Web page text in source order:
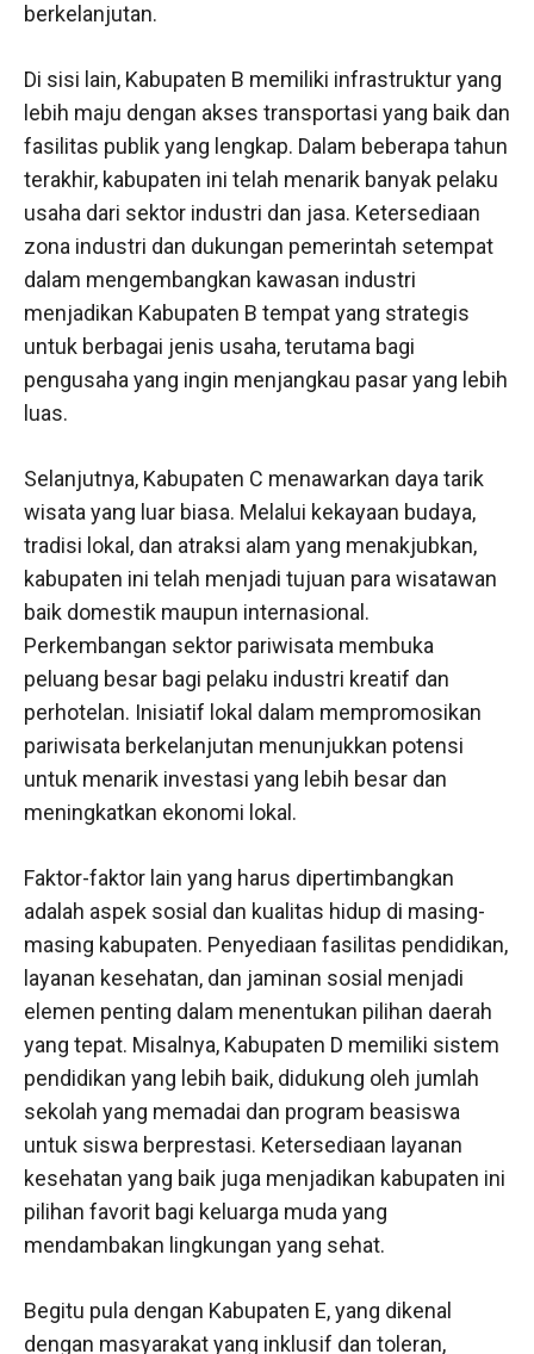
berkelanjutan.
Di sisi lain, Kabupaten B memiliki infrastruktur yang
lebih maju dengan akses transportasi yang baik dan
fasilitas publik yang lengkap. Dalam beberapa tahun
terakhir, kabupaten ini telah menarik banyak pelaku
usaha dari sektor industri dan jasa. Ketersediaan
zona industri dan dukungan pemerintah setempat
dalam mengembangkan kawasan industri
menjadikan Kabupaten B tempat yang strategis
untuk berbagai jenis usaha, terutama bagi
pengusaha yang ingin menjangkau pasar yang lebih
luas.
Selanjutnya, Kabupaten C menawarkan daya tarik
wisata yang luar biasa. Melalui kekayaan budaya,
tradisi lokal, dan atraksi alam yang menakjubkan,
kabupaten ini telah menjadi tujuan para wisatawan
baik domestik maupun internasional.
Perkembangan sektor pariwisata membuka
peluang besar bagi pelaku industri kreatif dan
perhotelan. Inisiatif lokal dalam mempromosikan
pariwisata berkelanjutan menunjukkan potensi
untuk menarik investasi yang lebih besar dan
meningkatkan ekonomi lokal.
Faktor-faktor lain yang harus dipertimbangkan
adalah aspek sosial dan kualitas hidup di masing-
masing kabupaten. Penyediaan fasilitas pendidikan,
layanan kesehatan, dan jaminan sosial menjadi
elemen penting dalam menentukan pilihan daerah
yang tepat. Misalnya, Kabupaten D memiliki sistem
pendidikan yang lebih baik, didukung oleh jumlah
sekolah yang memadai dan program beasiswa
untuk siswa berprestasi. Ketersediaan layanan
kesehatan yang baik juga menjadikan kabupaten ini
pilihan favorit bagi keluarga muda yang
mendambakan lingkungan yang sehat.
Begitu pula dengan Kabupaten E, yang dikenal
dengan masyarakat yang inklusif dan toleran,